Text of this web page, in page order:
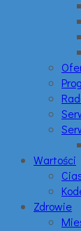
Wartości
Zdrowie